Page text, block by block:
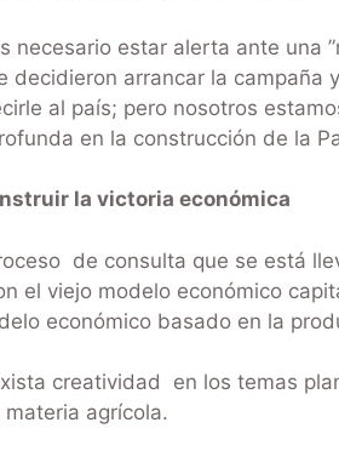
necesario estar alerta ante una
decidieron arrancar la campaña
al país; pero nosotros
en la construcción de la
la victoria económica
de consulta que se está
el viejo modelo económico
económico basado en la
creatividad en los temas
agrícola.